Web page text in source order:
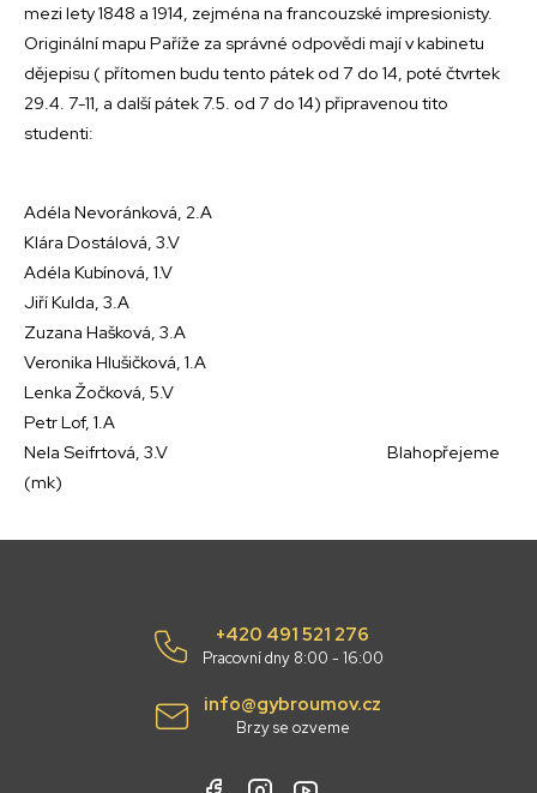
mezi lety 1848 a 1914, zejména na francouzské impresionisty.
Originální mapu Paříže za správné odpovědi mají v kabinetu
dějepisu ( přítomen budu tento pátek od 7 do 14, poté čtvrtek
29.4. 7-11, a další pátek 7.5. od 7 do 14) připravenou tito
studenti:
Adéla Nevoránková, 2.A
Klára Dostálová, 3.V
Adéla Kubínová, 1.V
Jiří Kulda, 3.A
Zuzana Hašková, 3.A
Veronika Hlušičková, 1.A
Lenka Žočková, 5.V
Petr Lof, 1.A
Nela Seifrtová, 3.V Blahopřejeme
(mk)
+420 491 521 276
Pracovní dny 8:00 - 16:00
info@gybroumov.cz
Brzy se ozveme